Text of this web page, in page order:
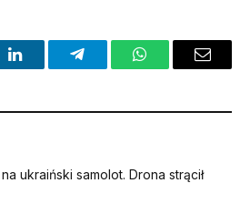
LinkedInTelegramWhatsAppEmail